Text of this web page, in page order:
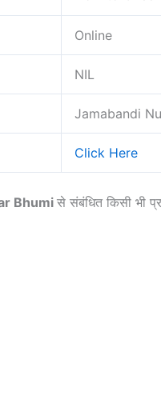
Online
NIL
Jamabandi
Click Here
Bhumi से संबंधित किसी भी